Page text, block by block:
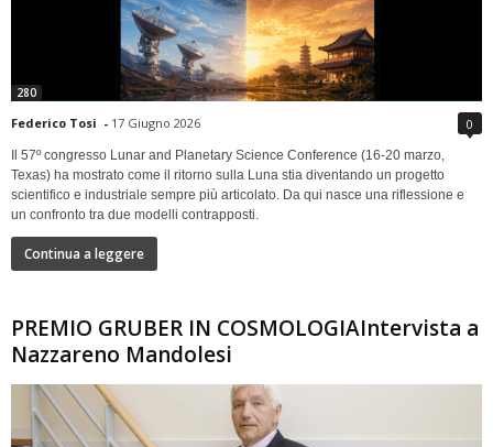
280
Federico Tosi - 17 Giugno 2026 0
Il 57º congresso Lunar and Planetary Science Conference (16-20 marzo,
Texas) ha mostrato come il ritorno sulla Luna stia diventando un progetto
scientifico e industriale sempre più articolato. Da qui nasce una riflessione e
un confronto tra due modelli contrapposti.
Continua a leggere
PREMIO GRUBER IN COSMOLOGIAIntervista a
Nazzareno Mandolesi